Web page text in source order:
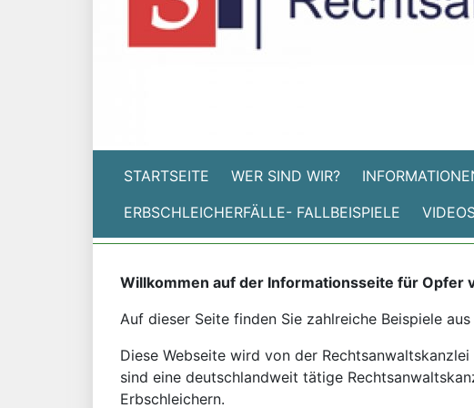
STARTSEITE WER SIND WIR?
ERBSCHLEICHERFÄLLE- FALLBEISPIELE
Willkommen auf der Informationsseite für Opfer
Auf dieser Seite finden Sie zahlreiche Beispiele
Diese Webseite wird von der
sind eine deutschlandweit tätige
Erbschleichern.